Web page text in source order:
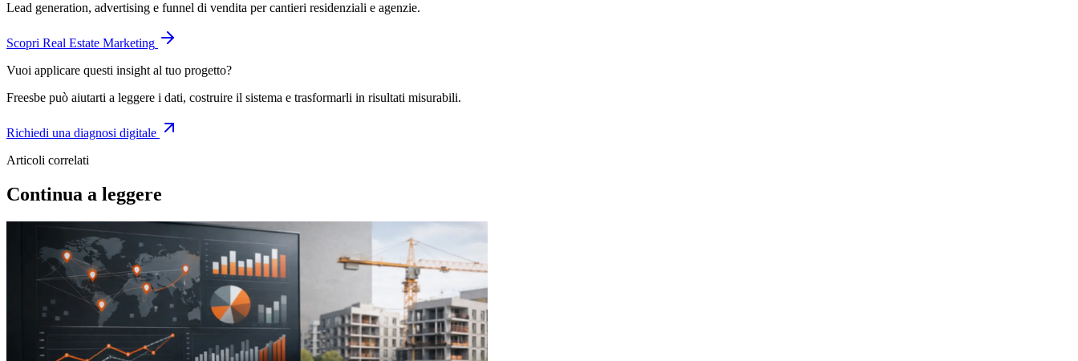
Lead generation, advertising e funnel di vendita per cantieri residenziali e agenzie.
Scopri Real Estate Marketing
Vuoi applicare questi insight al tuo progetto?
Freesbe può aiutarti a leggere i dati, costruire il sistema e trasformarli in risultati misurabili.
Richiedi una diagnosi digitale
Articoli correlati
Continua a leggere